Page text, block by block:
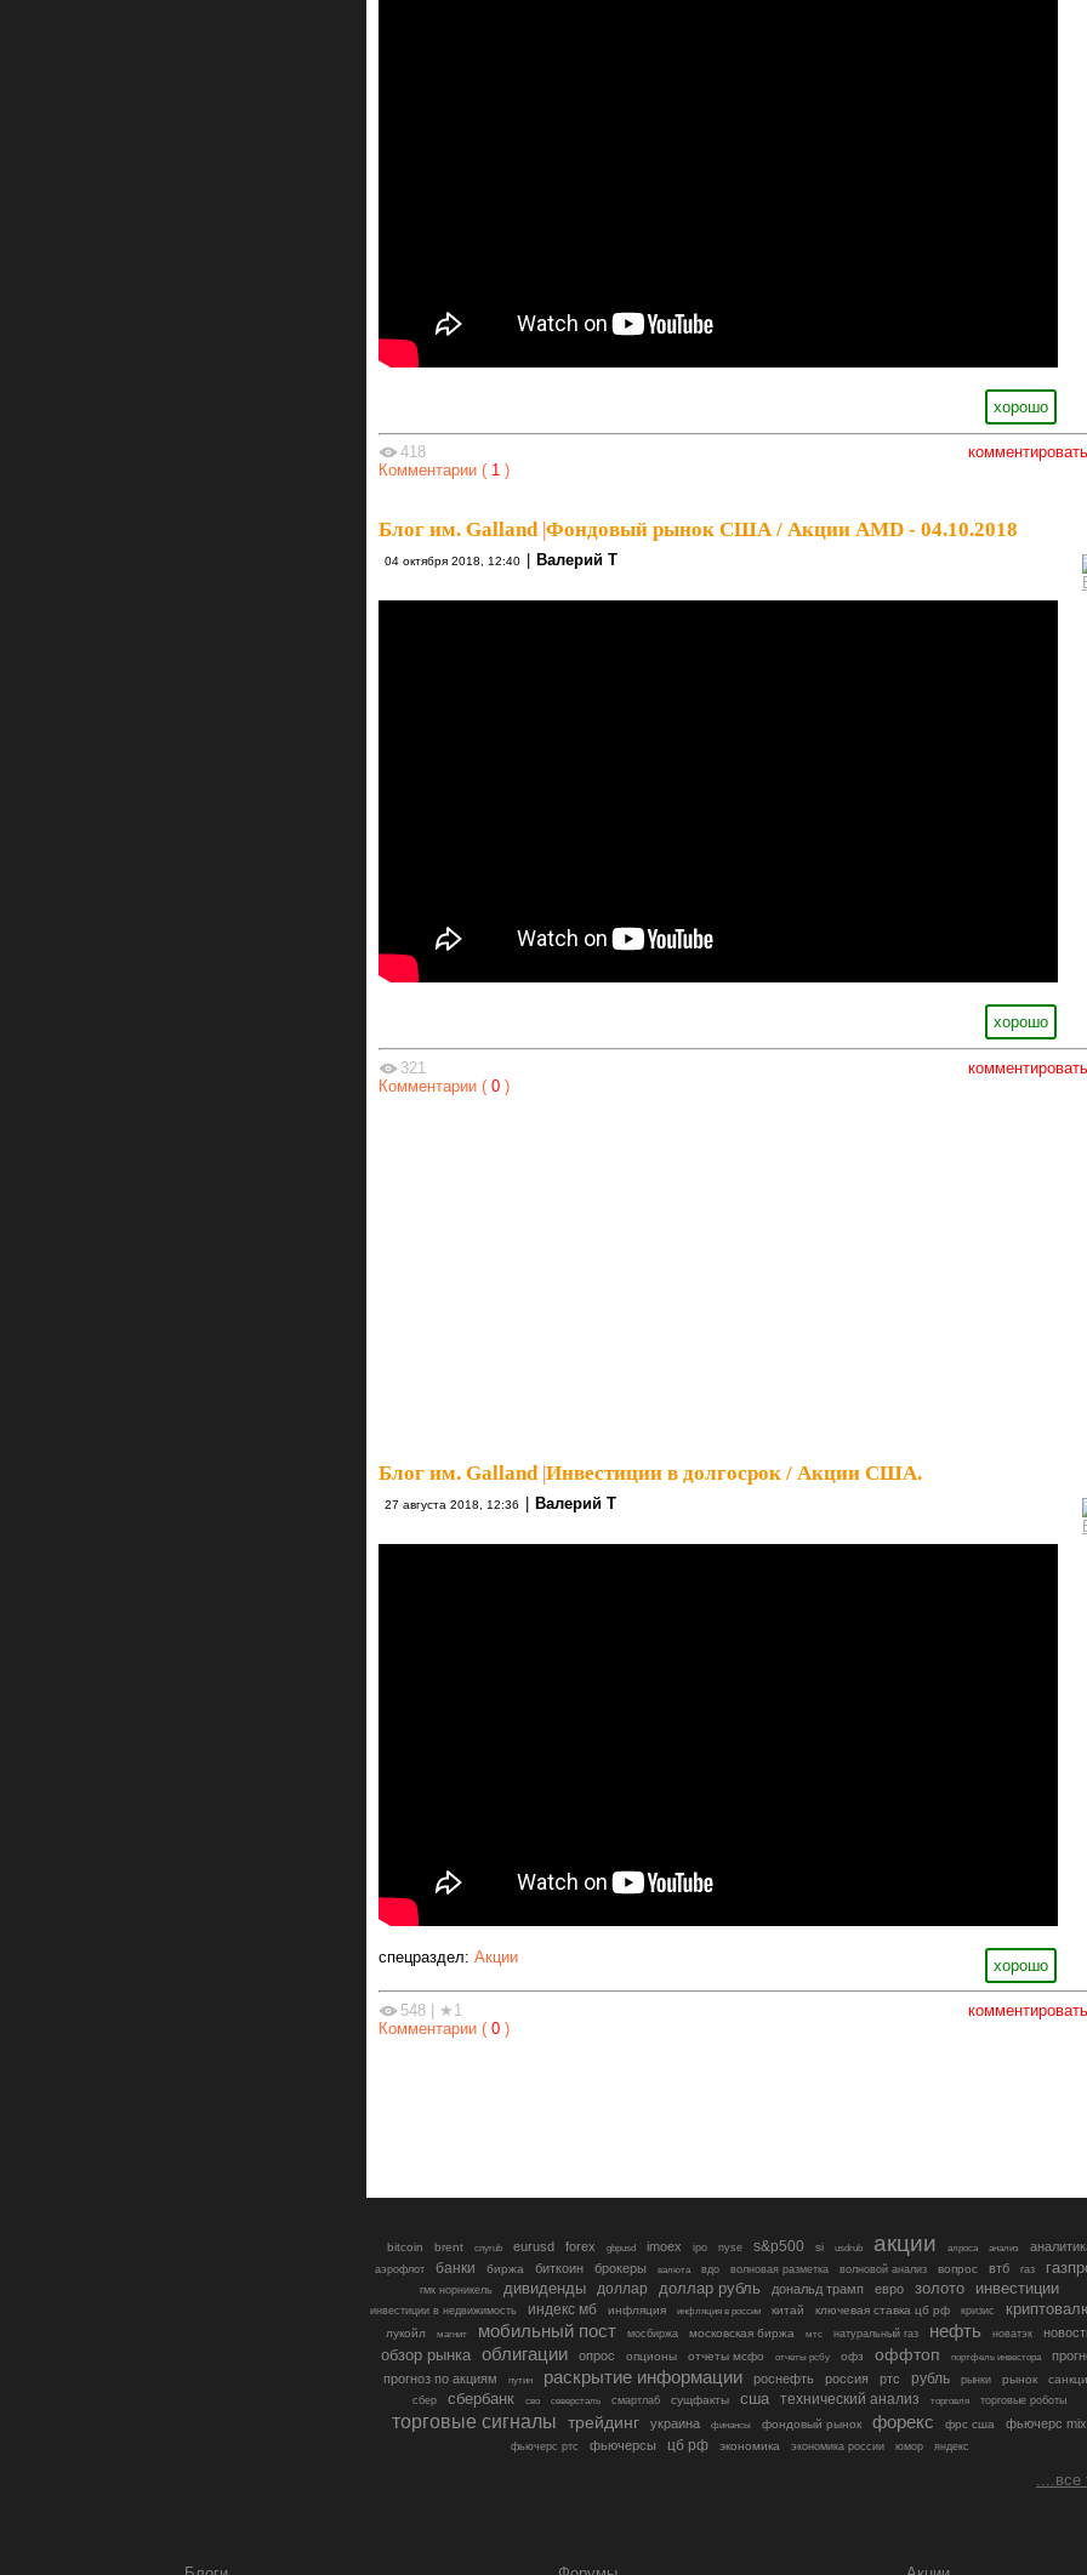
хорошо
комментировать
418
Комментарии ( 1 )
Блог им. Galland| Фондовый рынок США / Акции AMD - 04.10.2018
04 октября 2018, 12:40 Валерий Т
хорошо
комментировать
321
Комментарии ( 0 )
Блог им. Galland |Инвестиции в долгосрок / Акции США.
27 августа 2018, 12:36 | Валерий Т
хорошо
спецраздел: Акции
комментировать
548
★1
Комментарии ( 0 )
bitcoin brent cnyrub eurusd forex gbpusd imoex ipo nyse s&p500 si usdrub акции алроса анализ
аэрофлот банки биржа биткоин брокеры валюта вдо волновая разметка волновой анализ вопрос втб газ
гмк норникель дивиденды доллар доллар рубль дональд трамп евро золото инвестиции
инвестиции в недвижимость индекс мб инфляция инфляция в россии китай ключевая ставка цб рф кризис
лукойл магнит мобильный пост мосбиржа московская биржа мтс натуральный газ нефть новатэк
обзор рынка облигации опрос опционы отчеты мсфо отчеты рсбу офз оффтоп портфель инвестора
прогноз по акциям
путин раскрытие информации роснефть россия ртс рубль рынки рынок
сбер сбербанк сво северсталь смартлаб сущфакты сша технический анализ торговля торговые роботы
торговые сигналы трейдинг украина финансы фондовый рынок форекс фрс сша фьючерс mix
фьючерс ртс фьючерсы цб рф экономика экономика россии юмор яндекс
....все